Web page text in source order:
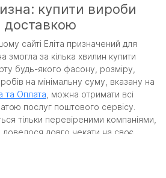
купити вироби
доставкою
сайті Еліта призначений для
змогла за кілька хвилин купити
будь-якого фасону, розміру,
на мінімальну суму, вказану на
та Оплата , можна отримати всі
послуг поштового сервісу.
тільки перевіреними компаніями,
довго чекати на своє